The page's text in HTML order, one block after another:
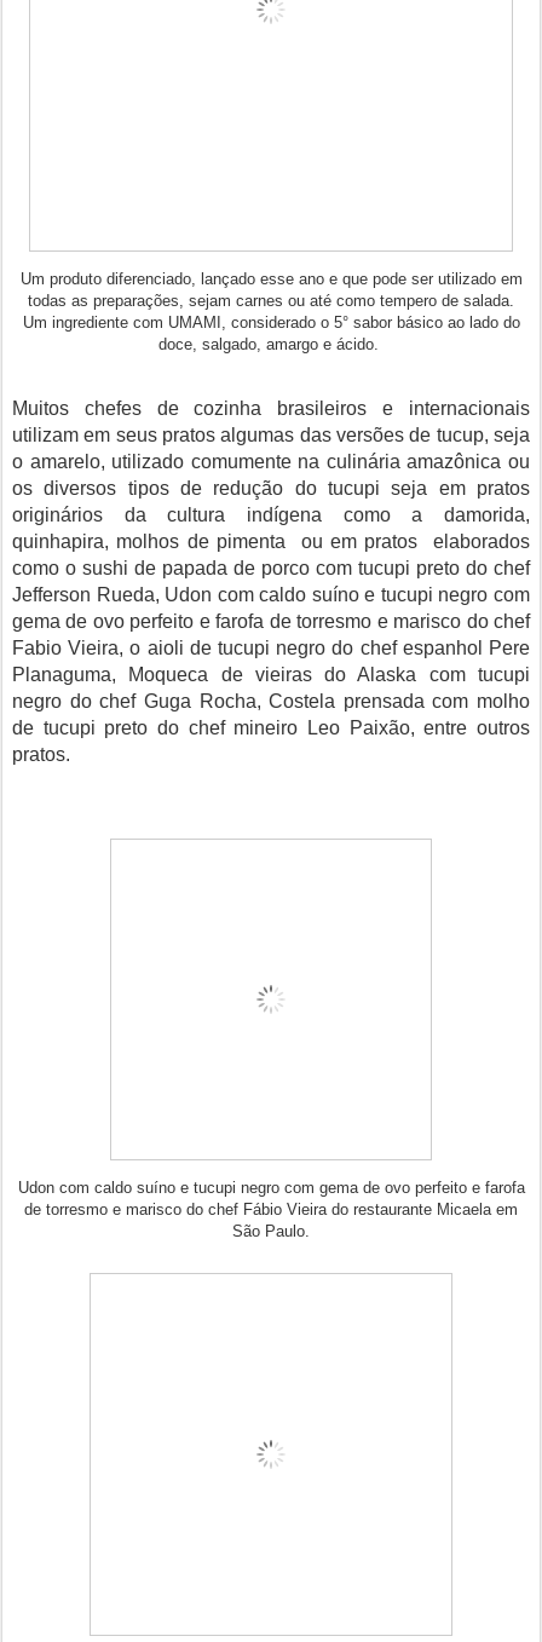
Um produto diferenciado, lançado esse ano e que pode ser utilizado em
todas as preparações, sejam carnes ou até como tempero de salada.
Um ingrediente com UMAMI, considerado o 5° sabor básico ao lado do
doce, salgado, amargo e ácido.
Muitos chefes de cozinha brasileiros e internacionais
utilizam em seus pratos algumas das versões de tucup, seja
o amarelo, utilizado comumente na culinária amazônica ou
os diversos tipos de redução do tucupi seja em pratos
originários da cultura indígena como a damorida,
quinhapira, molhos de pimenta ou em pratos elaborados
como o sushi de papada de porco com tucupi preto do chef
Jefferson Rueda, Udon com caldo suíno e tucupi negro com
gema de ovo perfeito e farofa de torresmo e marisco do chef
Fabio Vieira, o aioli de tucupi negro do chef espanhol Pere
Planaguma, Moqueca de vieiras do Alaska com tucupi
negro do chef Guga Rocha, Costela prensada com molho
de tucupi preto do chef mineiro Leo Paixão, entre outros
pratos.
Udon com caldo suíno e tucupi negro com gema de ovo perfeito e farofa
de torresmo e marisco do chef Fábio Vieira do restaurante Micaela em
São Paulo.